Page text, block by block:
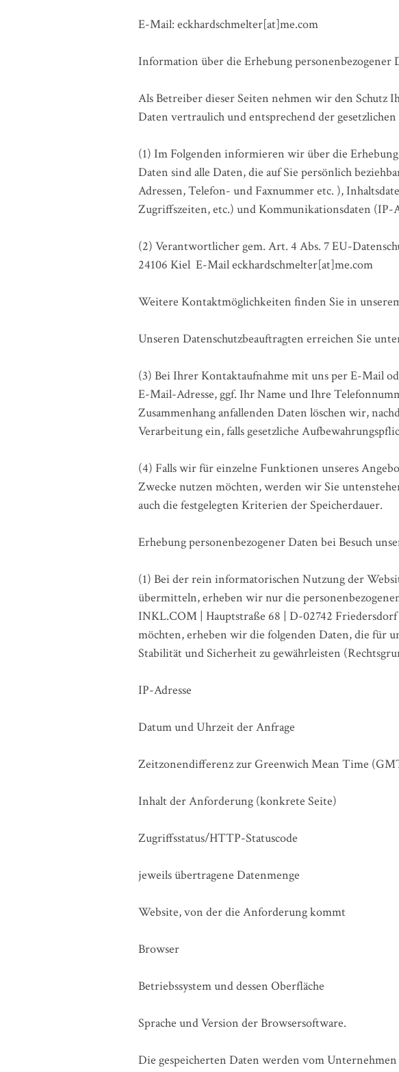
E-Mail: eckhardschmelter[at]me.com
Information über die Erhebung personenbezogener
Als Betreiber dieser Seiten nehmen wir den Schutz
Daten vertraulich und entsprechend der
(1) Im Folgenden informieren wir über die
Daten sind alle Daten, die auf Sie persönlich
Adressen, Telefon- und Faxnummer etc. ),
Zugriffszeiten, etc.) und Kommunikationsdaten
(2) Verantwortlicher gem. Art. 4 Abs. 7 EU-
24106 Kiel E-Mail eckhardschmelter[at]me.com
Weitere Kontaktmöglichkeiten finden Sie in
Unseren Datenschutzbeauftragten erreichen Sie
(3) Bei Ihrer Kontaktaufnahme mit uns per E-Mail
E-Mail-Adresse, ggf. Ihr Name und Ihre
Zusammenhang anfallenden Daten löschen wir,
Verarbeitung ein, falls gesetzliche
(4) Falls wir für einzelne Funktionen unseres
Zwecke nutzen möchten, werden wir Sie
auch die festgelegten Kriterien der Speicherdauer.
Erhebung personenbezogener Daten bei Besuch
(1) Bei der rein informatorischen Nutzung der
übermitteln, erheben wir nur die
INKL.COM | Hauptstraße 68 | D-02742
möchten, erheben wir die folgenden Daten, die für
Stabilität und Sicherheit zu gewährleisten
IP-Adresse
Datum und Uhrzeit der Anfrage
Zeitzonendifferenz zur Greenwich Mean Time
Inhalt der Anforderung (konkrete Seite)
Zugriffsstatus/HTTP-Statuscode
jeweils übertragene Datenmenge
Website, von der die Anforderung kommt
Browser
Betriebssystem und dessen Oberfläche
Sprache und Version der Browsersoftware.
Die gespeicherten Daten werden vom